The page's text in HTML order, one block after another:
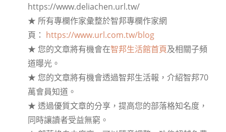
https://www.deliachen.url.tw/
★ 所有專欄作家彙整於智邦專欄作家網
頁： https://www.url.com.tw/blog
★ 您的文章將有機會在智邦生活館首頁及相關子頻
道曝光。
★ 您的文章將有機會透過智邦生活報，介紹智邦70
萬會員知道。
★ 透過優質文章的分享，提高您的部落格知名度，
同時讓讀者受益無窮。